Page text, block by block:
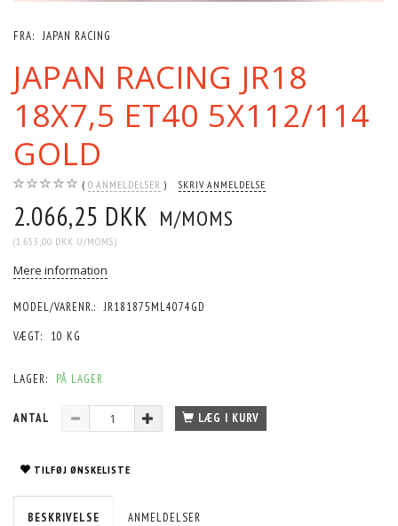
FRA: JAPAN RACING
JAPAN RACING JR18
18X7,5 ET40 5X112/114
GOLD
0 ANMELDELSER SKRIV ANMELDELSE
2.066,25 DKK M/MOMS
(1.653,00 DKK U/MOMS)
Mere information
MODEL/VARENR.: JR181875ML4074GD
VÆGT:
10 KG
LAGER: PÅ LAGER
ANTAL LÆG I KURV
TILFØJ ØNSKELISTE
BESKRIVELSE ANMELDELSER